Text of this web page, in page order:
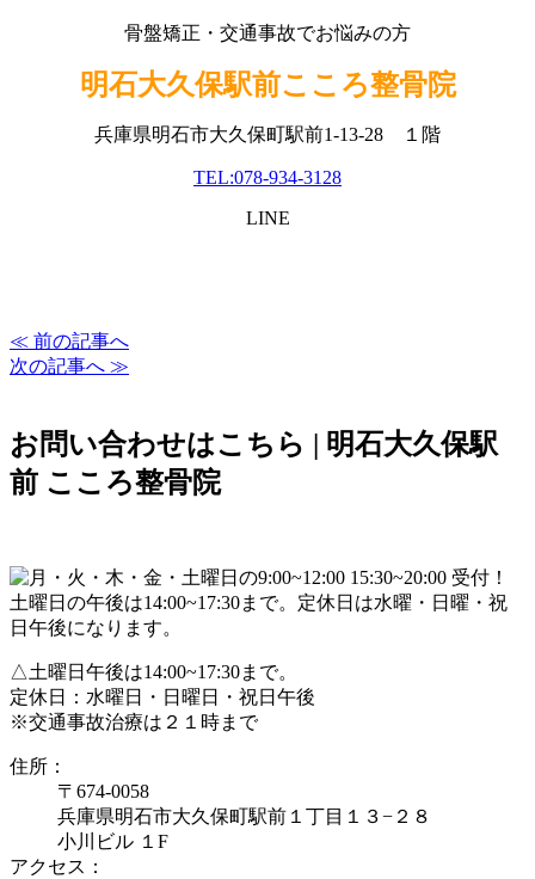
骨盤矯正・交通事故でお悩みの方
明石大久保駅前こころ整骨院
兵庫県明石市大久保町駅前1-13-28 １階
TEL:078-934-3128
LINE
≪ 前の記事へ
次の記事へ ≫
お問い合わせはこちら | 明石大久保駅
前 こころ整骨院
△土曜日午後は14:00~17:30まで。
定休日：水曜日・日曜日・祝日午後
※交通事故治療は２１時まで
住所：
〒674-0058
兵庫県明石市大久保町駅前１丁目１３−２８
小川ビル １F
アクセス：